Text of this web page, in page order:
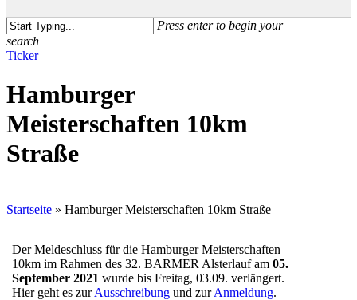
Press enter to begin your
search
Close
Ticker
Hamburger
Meisterschaften 10km
Straße
Startseite » Hamburger Meisterschaften 10km Straße
Der Meldeschluss für die Hamburger Meisterschaften
10km im Rahmen des 32. BARMER Alsterlauf am05.
September 2021 wurde bis Freitag, 03.09. verlängert.
Hier geht es zurAusschreibung und zurAnmeldung.